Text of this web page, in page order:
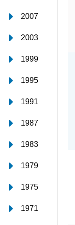
2007
2003
1999
1995
1991
1987
1983
1979
1975
1971